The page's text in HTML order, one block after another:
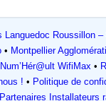
Languedoc Roussillon
Montpellier
Num’Hér@ult WifiMax
! Politique de
Partenaires Installateurs